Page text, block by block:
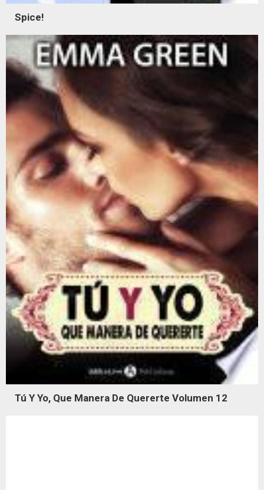
Spice!
Tú Y Yo, Que Manera De Quererte Volumen 12